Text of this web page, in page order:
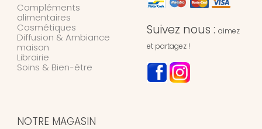
Compléments
alimentaires
Cosmétiques
Diffusion & Ambiance
maison
Librairie
Soins & Bien-être
Suivez nous : aimez
et partagez !
NOTRE MAGASIN